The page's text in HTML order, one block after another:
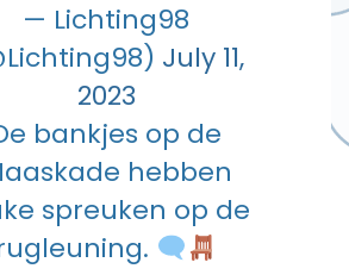
— Lichting98
July 11,
2023
bankjes op de
hebben
spreuken op de